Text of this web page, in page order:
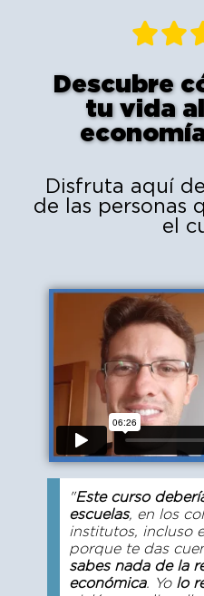

Descubre
tu vida
Disfruta aquí
de las personas
el
"Este curso
escuelas, en los
institutos, incluso
porque te das
sabes nada de la
económica. Yo lo